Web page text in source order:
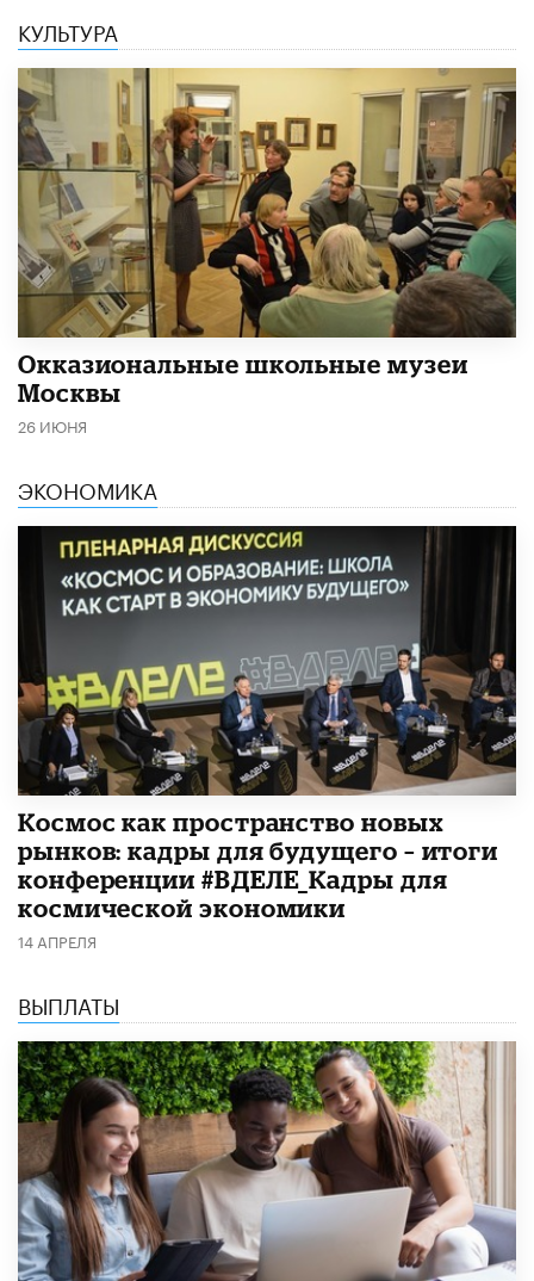
КУЛЬТУРА
​Окказиональные школьные музеи
Москвы
26 ИЮНЯ
ЭКОНОМИКА
Космос как пространство новых
рынков: кадры для будущего – итоги
конференции #ВДЕЛЕ_Кадры для
космической экономики
14 АПРЕЛЯ
ВЫПЛАТЫ